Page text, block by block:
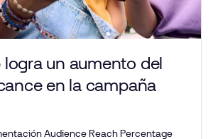
un aumento del
en la campaña
Audience Reach Percentage